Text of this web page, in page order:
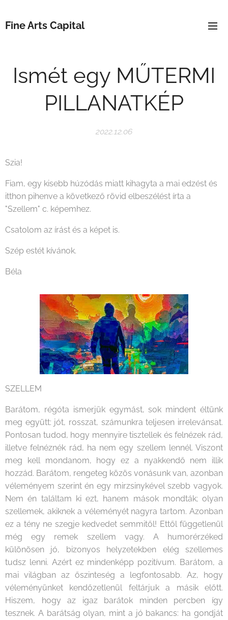
Fine Arts Capital
Ismét egy MŰTERMI
PILLANATKÉP
2022.12.06
Szia!
Fiam, egy kisebb húzódás miatt kihagyta a mai edzést és
itthon pihenve a következő rövid elbeszélést írta a
"Szellem" c. képemhez.
Csatolom az írást és a képet is.
Szép estét kívánok.
Béla
SZELLEM
Barátom, régóta ismerjük egymást, sok mindent éltünk
meg együtt: jót, rosszat, számunkra teljesen irrelevánsat.
Pontosan tudod, hogy mennyire tisztellek és felnézek rád,
illetve felnéznék rád, ha nem egy szellem lennél. Viszont
meg kell mondanom, hogy ez a nyakkendő nem illik
hozzád. Barátom, rengeteg közös vonásunk van, azonban
véleményem szerint én egy mirzsinykével szebb vagyok.
Nem én találtam ki ezt, hanem mások mondták; olyan
szellemek, akiknek a véleményét nagyra tartom. Azonban
ez a tény ne szegje kedvedet semmitől! Ettől függetlenül
még egy remek szellem vagy. A humorérzéked
különösen jó, bizonyos helyzetekben elég szellemes
tudsz lenni. Azért ez mindenképp pozitívum. Barátom, a
mai világban az őszinteség a legfontosabb. Az, hogy
véleményünket kendőzetlenül feltárjuk a másik előtt.
Hiszem, hogy az igaz barátok minden percben így
tesznek. A barátság olyan, mint a jó bakancs: ha gondját